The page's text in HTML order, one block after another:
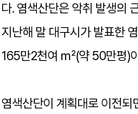
다. 염색산단은 악취 발생의
지난해 말 대구시가 발표한
165만2천여 ㎡(약 50만평)
염색산단이 계획대로 이전되